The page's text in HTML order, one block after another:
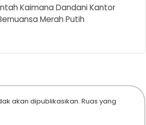
Kaimana Dandani Kantor
Merah Putih
akan dipublikasikan. Ruas yang